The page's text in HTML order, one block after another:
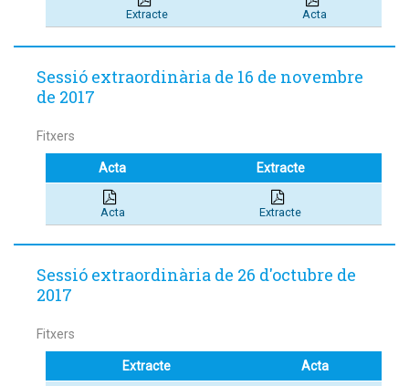
Extracte Acta
Sessió extraordinària de 16 de novembre
de 2017
Fitxers
Acta Extracte
Acta Extracte
Sessió extraordinària de 26 d'octubre de
2017
Fitxers
Extracte Acta